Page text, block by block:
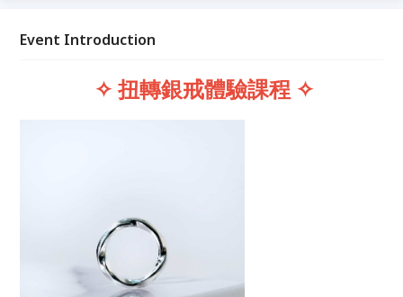
Event Introduction
✧ 扭轉銀戒體驗課程 ✧